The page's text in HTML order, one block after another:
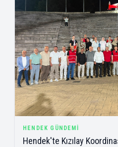
HENDEK GÜNDEMI
Hendek'te Kızılay